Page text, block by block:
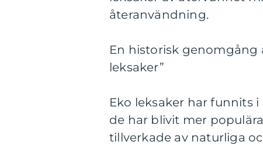
återanvändning.
En historisk genomgång
leksaker”
Eko leksaker har funnits
de har blivit mer
tillverkade av naturliga